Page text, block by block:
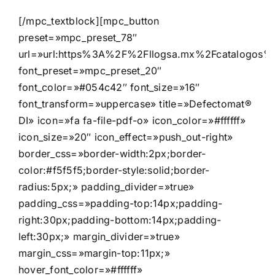
[/mpc_textblock][mpc_button
preset=»mpc_preset_78″
font_preset=»mpc_preset_20″
font_color=»#054c42″ font_size=»16″
font_transform=»uppercase» title=»Defectomat®
DI» icon=»fa fa-file-pdf-o» icon_color=»#ffffff»
icon_size=»20″ icon_effect=»push_out-right»
border_css=»border-width:2px;border-
color:#f5f5f5;border-style:solid;border-
radius:5px;» padding_divider=»true»
padding_css=»padding-top:14px;padding-
right:30px;padding-bottom:14px;padding-
left:30px;» margin_divider=»true»
margin_css=»margin-top:11px;»
hover_font_color=»#ffffff»